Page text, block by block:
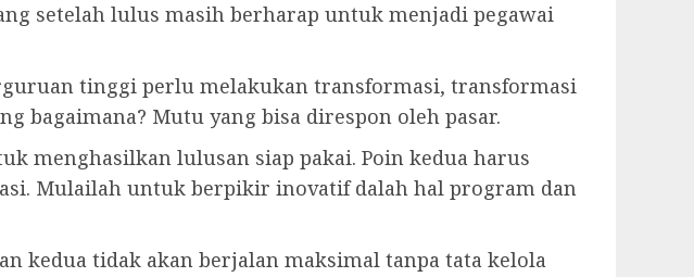
setelah lulus masih berharap untuk menjadi pegawai
tinggi perlu melakukan transformasi, transformasi
bagaimana? Mutu yang bisa direspon oleh pasar.
menghasilkan lulusan siap pakai. Poin kedua harus
Mulailah untuk berpikir inovatif dalah hal program dan
kedua tidak akan berjalan maksimal tanpa tata kelola